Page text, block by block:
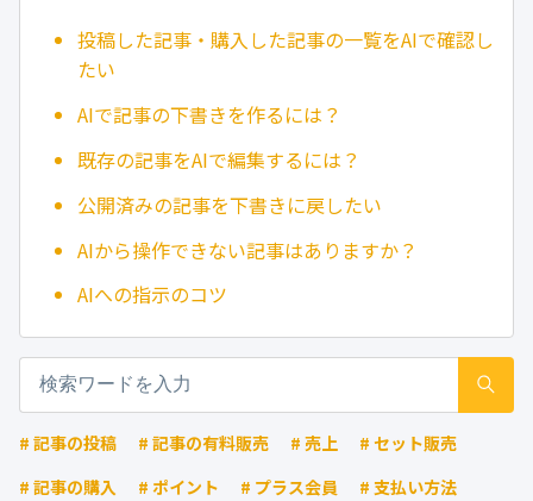
投稿した記事・購入した記事の一覧をAIで確認し
たい
AIで記事の下書きを作るには？
既存の記事をAIで編集するには？
公開済みの記事を下書きに戻したい
AIから操作できない記事はありますか？
AIへの指示のコツ
# 記事の投稿 # 記事の有料販売 # 売上
# セット販売
# 記事の購入
# ポイント # プラス会員 # 支払い方法